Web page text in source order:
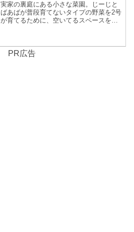
実家の裏庭にある小さな菜園。じーじと
ばあばが普段育てないタイプの野菜を2号
が育てるために、空いてるスペースを耕
数をお終いにして、次の季節に向けてや
っとこ動き出しました。...
PR広告